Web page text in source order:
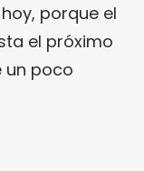
porque el
el próximo
un poco